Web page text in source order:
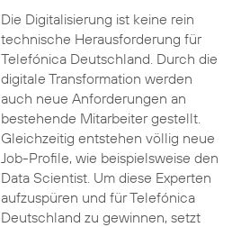
Die Digitalisierung ist keine rein
technische Herausforderung für
Telefónica Deutschland. Durch die
digitale Transformation werden
auch neue Anforderungen an
bestehende Mitarbeiter gestellt.
Gleichzeitig entstehen völlig neue
Job-Profile, wie beispielsweise den
Data Scientist. Um diese Experten
aufzuspüren und für Telefónica
Deutschland zu gewinnen, setzt